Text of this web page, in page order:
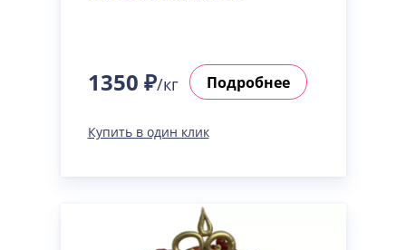
1350 ₽/кг Подробнее
Купить в один клик